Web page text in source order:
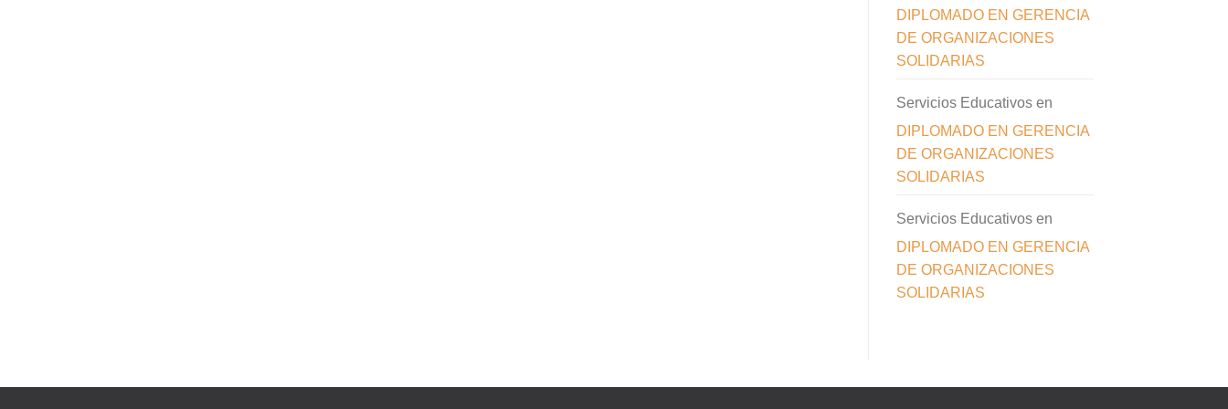
DIPLOMADO EN GERENCIA
DE ORGANIZACIONES
SOLIDARIAS
Servicios Educativosen
DIPLOMADO EN GERENCIA
DE ORGANIZACIONES
SOLIDARIAS
Servicios Educativosen
DIPLOMADO EN GERENCIA
DE ORGANIZACIONES
SOLIDARIAS